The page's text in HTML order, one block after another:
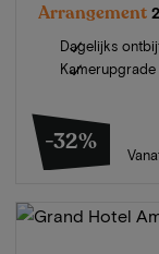
Arrangement
Dagelijks
Kamerupgrade
-32%